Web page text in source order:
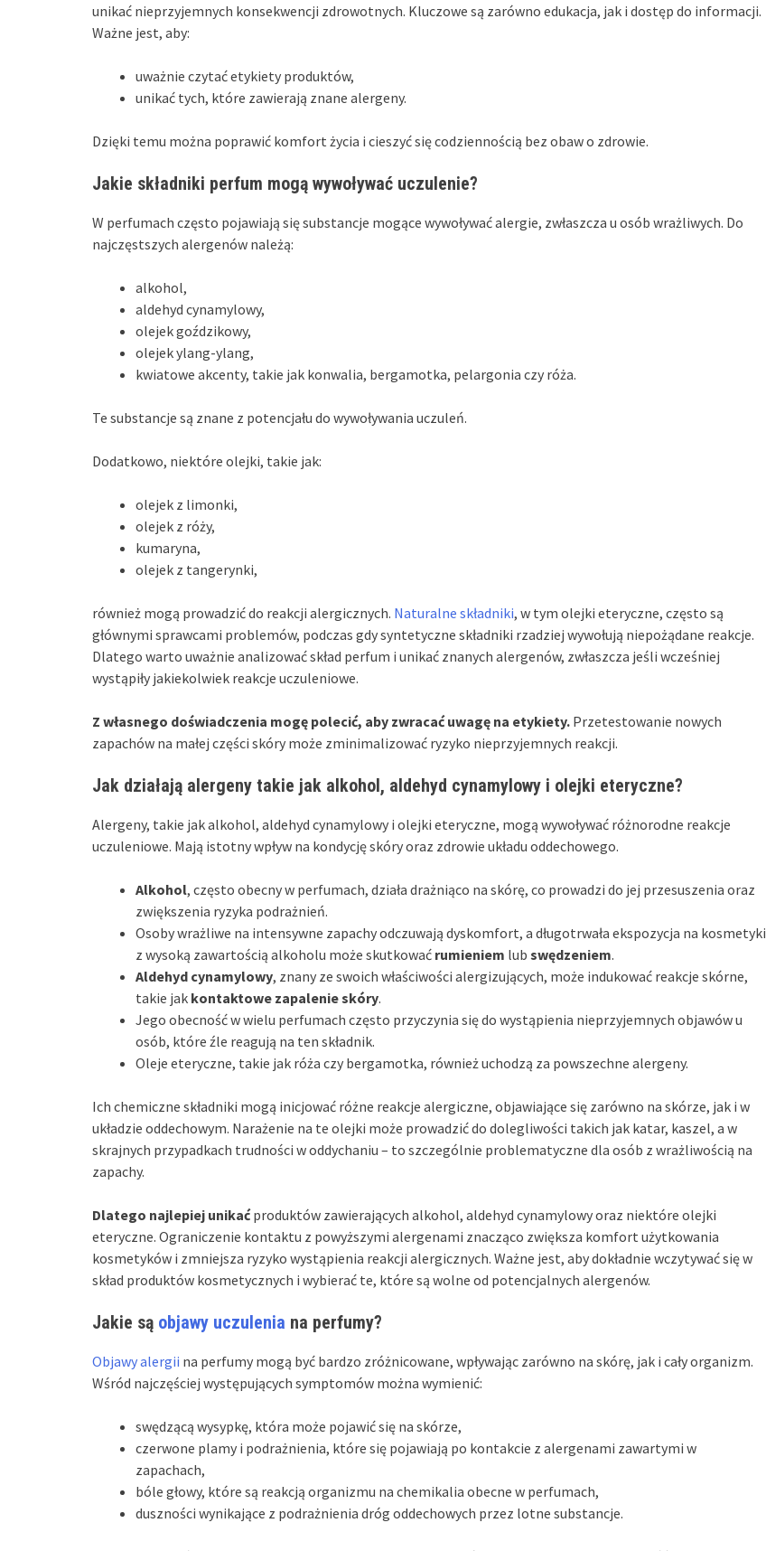
unikać nieprzyjemnych konsekwencji zdrowotnych. Kluczowe są zarówno edukacja, jak i dostęp do informacji.
Ważne jest, aby:
uważnie czytać etykiety produktów,
unikać tych, które zawierają znane alergeny.
Dzięki temu można poprawić komfort życia i cieszyć się codziennością bez obaw o zdrowie.
Jakie składniki perfum mogą wywoływać uczulenie?
W perfumach często pojawiają się substancje mogące wywoływać alergie, zwłaszcza u osób wrażliwych. Do
najczęstszych alergenów należą:
alkohol,
aldehyd cynamylowy,
olejek goździkowy,
olejek ylang-ylang,
kwiatowe akcenty, takie jak konwalia, bergamotka, pelargonia czy róża.
Te substancje są znane z potencjału do wywoływania uczuleń.
Dodatkowo, niektóre olejki, takie jak:
olejek z limonki,
olejek z róży,
kumaryna,
olejek z tangerynki,
również mogą prowadzić do reakcji alergicznych. Naturalne składniki, w tym olejki eteryczne, często są
głównymi sprawcami problemów, podczas gdy syntetyczne składniki rzadziej wywołują niepożądane reakcje.
Dlatego warto uważnie analizować skład perfum i unikać znanych alergenów, zwłaszcza jeśli wcześniej
wystąpiły jakiekolwiek reakcje uczuleniowe.
Z własnego doświadczenia mogę polecić, aby zwracać uwagę na etykiety. Przetestowanie nowych
zapachów na małej części skóry może zminimalizować ryzyko nieprzyjemnych reakcji.
Jak działają alergeny takie jak alkohol, aldehyd cynamylowy i olejki eteryczne?
Alergeny, takie jak alkohol, aldehyd cynamylowy i olejki eteryczne, mogą wywoływać różnorodne reakcje
uczuleniowe. Mają istotny wpływ na kondycję skóry oraz zdrowie układu oddechowego.
Alkohol, często obecny w perfumach, działa drażniąco na skórę, co prowadzi do jej przesuszenia oraz
zwiększenia ryzyka podrażnień.
Osoby wrażliwe na intensywne zapachy odczuwają dyskomfort, a długotrwała ekspozycja na kosmetyki
z wysoką zawartością alkoholu może skutkować rumieniem lub swędzeniem.
Aldehyd cynamylowy, znany ze swoich właściwości alergizujących, może indukować reakcje skórne,
takie jak kontaktowe zapalenie skóry.
Jego obecność w wielu perfumach często przyczynia się do wystąpienia nieprzyjemnych objawów u
osób, które źle reagują na ten składnik.
Oleje eteryczne, takie jak róża czy bergamotka, również uchodzą za powszechne alergeny.
Ich chemiczne składniki mogą inicjować różne reakcje alergiczne, objawiające się zarówno na skórze, jak i w
układzie oddechowym. Narażenie na te olejki może prowadzić do dolegliwości takich jak katar, kaszel, a w
skrajnych przypadkach trudności w oddychaniu – to szczególnie problematyczne dla osób z wrażliwością na
zapachy.
Dlatego najlepiej unikaćproduktów zawierających alkohol, aldehyd cynamylowy oraz niektóre olejki
eteryczne. Ograniczenie kontaktu z powyższymi alergenami znacząco zwiększa komfort użytkowania
kosmetyków i zmniejsza ryzyko wystąpienia reakcji alergicznych. Ważne jest, aby dokładnie wczytywać się w
skład produktów kosmetycznych i wybierać te, które są wolne od potencjalnych alergenów.
Jakie są objawy uczulenia na perfumy?
Objawy alergii na perfumy mogą być bardzo zróżnicowane, wpływając zarówno na skórę, jak i cały organizm.
Wśród najczęściej występujących symptomów można wymienić:
swędzącą wysypkę, która może pojawić się na skórze,
czerwone plamy i podrażnienia, które się pojawiają po kontakcie z alergenami zawartymi w
zapachach,
bóle głowy, które są reakcją organizmu na chemikalia obecne w perfumach,
duszności wynikające z podrażnienia dróg oddechowych przez lotne substancje.